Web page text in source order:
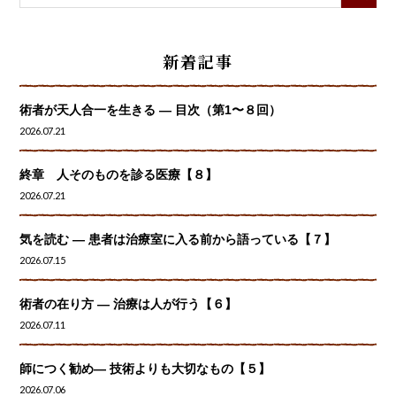
新着記事
術者が天人合一を生きる — 目次（第1〜８回）
2026.07.21
終章 人そのものを診る医療【８】
2026.07.21
気を読む ― 患者は治療室に入る前から語っている【７】
2026.07.15
術者の在り方 ― 治療は人が行う【６】
2026.07.11
師につく勧め― 技術よりも大切なもの【５】
2026.07.06